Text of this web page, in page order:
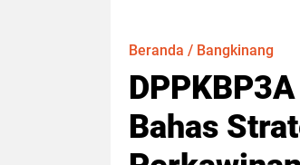
Beranda / Bangkinang
Bahas